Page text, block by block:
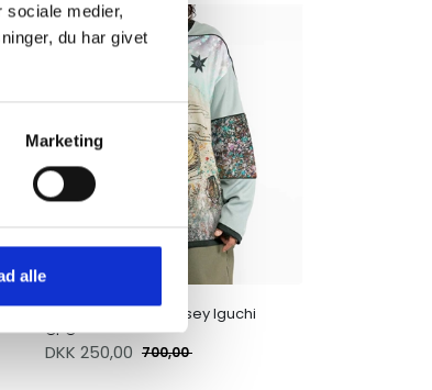
sociale medier,
du har givet
Marketing
alle
UDSALG
Volcom Hockey Jersey Iguchi
CPG
DKK 250,00 700,00